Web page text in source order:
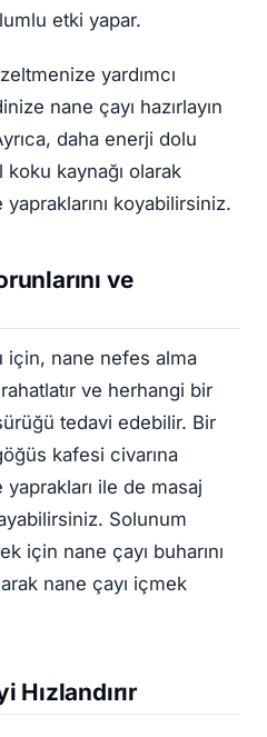
etki yapar.
yardımcı
nane çayı hazırlayın
daha enerji dolu
kaynağı olarak
koyabilirsiniz.
ve
için, nane nefes alma
ve herhangi bir
tedavi edebilir. Bir
kafesi civarına
ile de masaj
Solunum
için nane çayı buharını
nane çayı içmek
Hızlandırır